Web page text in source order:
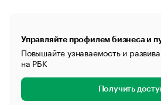
Управляйте профилем бизнеса и
Повышайте узнаваемость и
на РБК
Получить